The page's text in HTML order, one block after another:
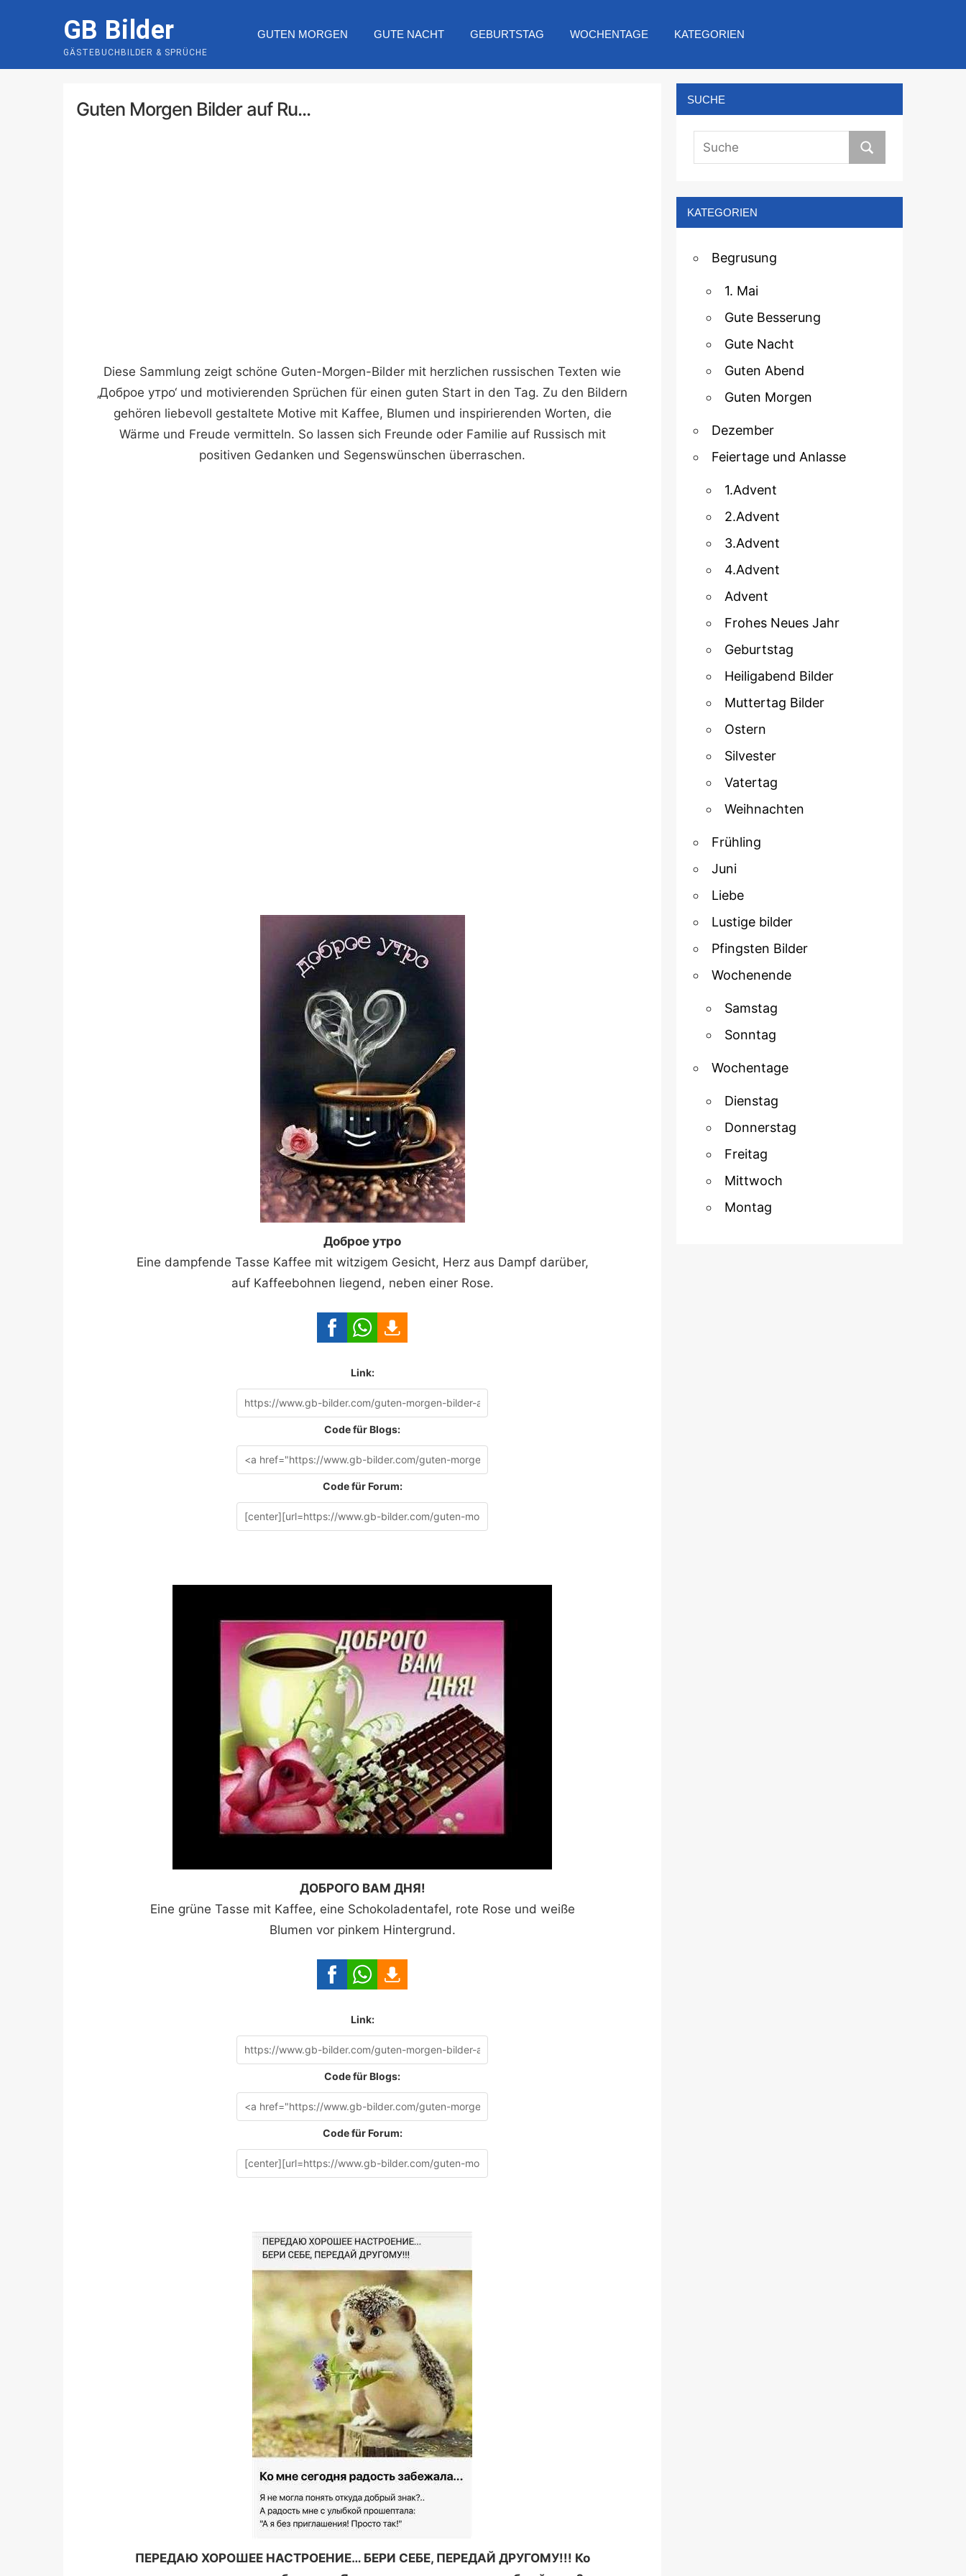
GB Bilder
GÄSTEBUCHBILDER & SPRÜCHE
GUTEN MORGEN GUTE NACHT GEBURTSTAG WOCHENTAGE KATEGORIEN
Guten Morgen Bilder auf Ru...
Diese Sammlung zeigt schöne Guten-Morgen-Bilder mit herzlichen russischen Texten wie
‚Доброе утро‘ und motivierenden Sprüchen für einen guten Start in den Tag. Zu den Bildern
gehören liebevoll gestaltete Motive mit Kaffee, Blumen und inspirierenden Worten, die
Wärme und Freude vermitteln. So lassen sich Freunde oder Familie auf Russisch mit
positiven Gedanken und Segenswünschen überraschen.
Доброе утро
Eine dampfende Tasse Kaffee mit witzigem Gesicht, Herz aus Dampf darüber,
auf Kaffeebohnen liegend, neben einer Rose.
Link:
Code für Blogs:
Code für Forum:
ДОБРОГО ВАМ ДНЯ!
Eine grüne Tasse mit Kaffee, eine Schokoladentafel, rote Rose und weiße
Blumen vor pinkem Hintergrund.
Link:
Code für Blogs:
Code für Forum:
ПЕРЕДАЮ ХОРОШЕЕ НАСТРОЕНИЕ… БЕРИ СЕБЕ, ПЕРЕДАЙ ДРУГОМУ!!! Ко
SUCHE
KATEGORIEN
Begrusung
1. Mai
Gute Besserung
Gute Nacht
Guten Abend
Guten Morgen
Dezember
Feiertage und Anlasse
1.Advent
2.Advent
3.Advent
4.Advent
Advent
Frohes Neues Jahr
Geburtstag
Heiligabend Bilder
Muttertag Bilder
Ostern
Silvester
Vatertag
Weihnachten
Frühling
Juni
Liebe
Lustige bilder
Pfingsten Bilder
Wochenende
Samstag
Sonntag
Wochentage
Dienstag
Donnerstag
Freitag
Mittwoch
Montag